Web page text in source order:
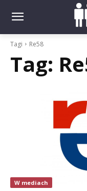
Tagi Re58
Tag:
W mediach